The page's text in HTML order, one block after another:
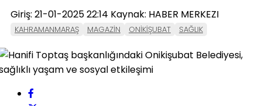
Giriş: 21-01-2025 22:14 Kaynak: HABER MERKEZI
KAHRAMANMARAŞ MAGAZİN ONİKİŞUBAT SAĞLIK